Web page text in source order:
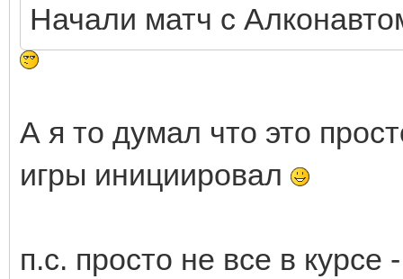
Начали матч с
А я то думал что это
игры инициировал
п.с. просто не все в